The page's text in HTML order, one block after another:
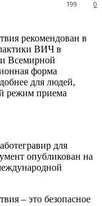
0
199
рекомендован в
ВИЧ в
Всемирной
форма
для людей,
режим приема
для
опубликован на
– это безопасное